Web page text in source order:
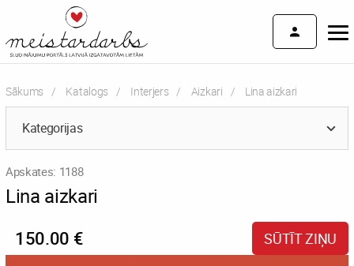
Sākums Katalogs Interjers Aizkari Current:
Lina aizkari
Kategorijas
Apskates: 1188
Lina aizkari
150.00 €
SŪTĪT ZIŅU